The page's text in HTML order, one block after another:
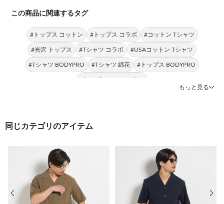
この商品に関連するタグ
#トップス コットン #トップス コラボ #コットン Tシャツ
#光沢 トップス #Tシャツ コラボ #USAコットン Tシャツ
#Tシャツ BODYPRO #Tシャツ 綿花 #トップス BODYPRO
#トップス USAコットン
もっと見る
同じカテゴリのアイテム
前の画像